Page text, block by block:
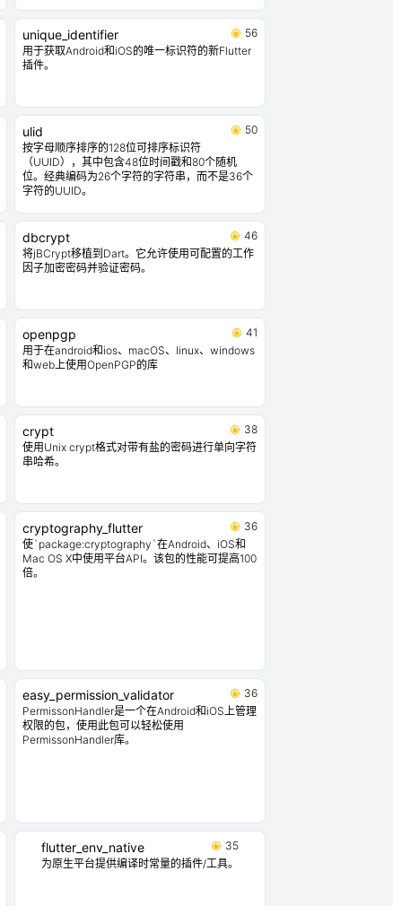
unique_identifier
56
用于获取Android和iOS的唯一标识符的新Flutter
插件。
ulid
50
按字母顺序排序的128位可排序标识符
（UUID），其中包含48位时间戳和80个随机
位。经典编码为26个字符的字符串，而不是36个
字符的UUID。
dbcrypt
46
将jBCrypt移植到Dart。它允许使用可配置的工作
因子加密密码并验证密码。
openpgp
41
用于在android和ios、macOS、linux、windows
和web上使用OpenPGP的库
crypt
38
使用Unix crypt格式对带有盐的密码进行单向字符
串哈希。
cryptography_flutter
36
使`package:cryptography`在Android、iOS和
Mac OS X中使用平台API。该包的性能可提高100
倍。
easy_permission_validator
36
PermissonHandler是一个在Android和iOS上管理
权限的包，使用此包可以轻松使用
PermissonHandler库。
flutter_env_native
35
为原生平台提供编译时常量的插件/工具。